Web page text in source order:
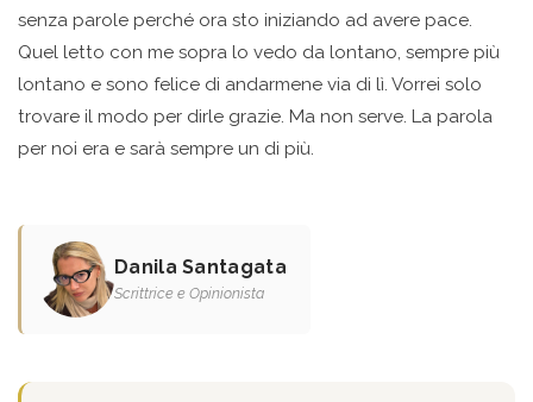
senza parole perché ora sto iniziando ad avere pace.
Quel letto con me sopra lo vedo da lontano, sempre più
lontano e sono felice di andarmene via di lì. Vorrei solo
trovare il modo per dirle grazie. Ma non serve. La parola
per noi era e sarà sempre un di più.
Danila Santagata
Scrittrice e Opinionista